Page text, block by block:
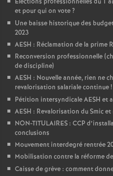
et pour qui on vote?
Une baisse historique des
2023
AESH : Réclamation de la prime
Reconversion professionnelle
de discipline)
AESH : Nouvelle année, rien ne
revalorisation salariale continue!
Pétition intersyndicale AESH et
AESH : Revalorisation du Smic
NON-TITULAIRES : CCP
conclusions
Mouvement interdegré rentrée
Mobilisation contre la réforme
Caisse de grève : comment